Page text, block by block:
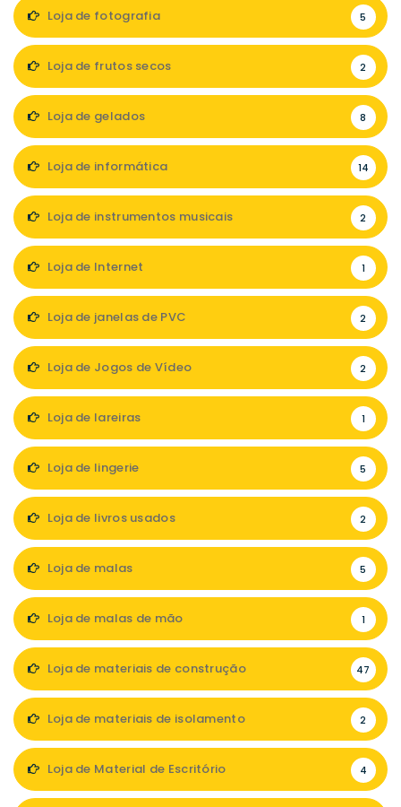
Loja de fotografia 5
Loja de frutos secos 2
Loja de gelados 8
Loja de informática 14
Loja de instrumentos musicais 2
Loja de Internet 1
Loja de janelas de PVC 2
Loja de Jogos de Vídeo 2
Loja de lareiras 1
Loja de lingerie 5
Loja de livros usados 2
Loja de malas 5
Loja de malas de mão 1
Loja de materiais de construção 47
Loja de materiais de isolamento 2
Loja de Material de Escritório 4